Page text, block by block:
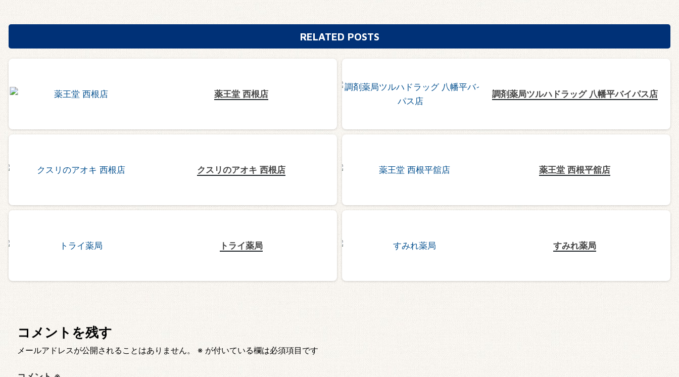
RELATED POSTS
薬王堂 西根店 調剤薬局ツルハドラッグ 八幡平バイパス店
クスリのアオキ 西根店 薬王堂 西根平舘店
トライ薬局 すみれ薬局
コメントを残す
メールアドレスが公開されることはありません。 ※ が付いている欄は必須項目です